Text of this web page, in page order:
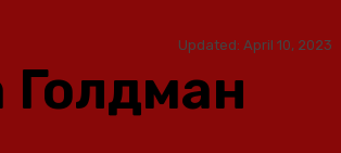
Updated: April 10, 2023